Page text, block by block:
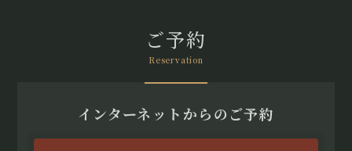
ご予約
Reservation
インターネットからのご予約